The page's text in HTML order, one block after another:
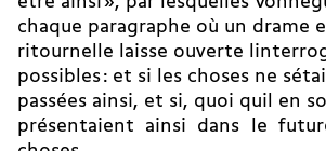
chaque paragraphe où un drame
ritournelle laisse ouverte
possibles : et si les choses ne
passées ainsi, et si, quoi quil en
présentaient ainsi dans le